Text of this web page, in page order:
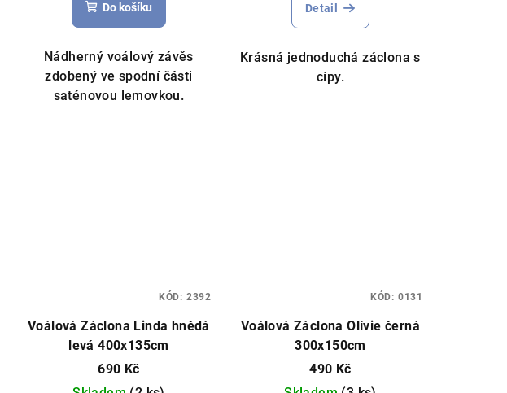
produktu
je
5,0
z
5
Do košíku
Nádherný voálový závěs
zdobený ve spodní části
saténovou lemovkou.
Detail
Krásná jednoduchá záclona s
cípy.
Voálová Záclona Linda hnědá
levá 400x135cm
690 Kč
KÓD: 2392
Voálová Záclona Olívie černá
300x150cm
490 Kč
KÓD: 0131